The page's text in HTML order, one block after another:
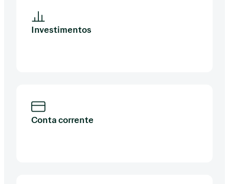
Investimentos
Conta corrente